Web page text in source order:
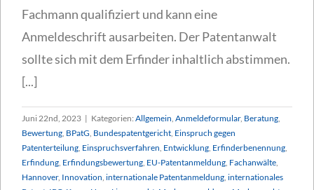
Fachmann qualifiziert und kann eine
Anmeldeschrift ausarbeiten. Der Patentanwalt
sollte sich mit dem Erfinder inhaltlich abstimmen.
[...]
Juni 22nd, 2023 | Kategorien: Allgemein Anmeldeformular, Beratung
Bewertung BPatG Bundespatentgericht Einspruch gegen
Patenterteilung Einspruchsverfahren Entwicklung Erfinderbenennung
Erfindung Erfindungsbewertung EU-Patentanmeldung Fachanwälte
Hannover, Innovation internationale Patentanmeldung internationales